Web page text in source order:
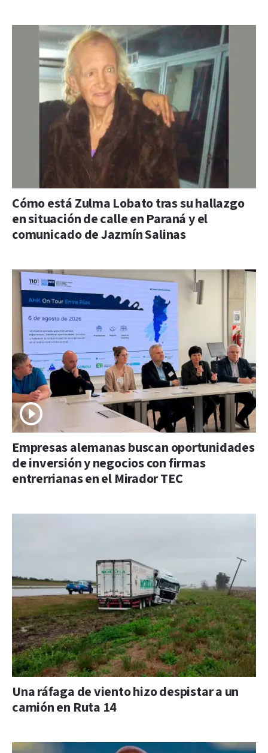
Cómo está Zulma Lobato tras su hallazgo
en situación de calle en Paraná y el
comunicado de Jazmín Salinas
Empresas alemanas buscan oportunidades
de inversión y negocios con firmas
entrerrianas en el Mirador TEC
Una ráfaga de viento hizo despistar a un
camión en Ruta 14